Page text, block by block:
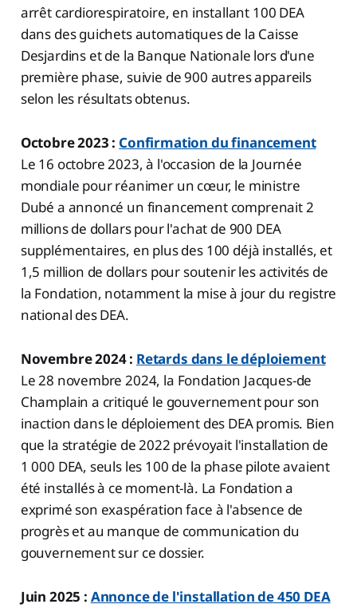
arrêt cardiorespiratoire, en installant 100 DEA
dans des guichets automatiques de la Caisse
Desjardins et de la Banque Nationale lors d'une
première phase, suivie de 900 autres appareils
selon les résultats obtenus.
Octobre 2023 : Confirmation du financement
Le 16 octobre 2023, à l'occasion de la Journée
mondiale pour réanimer un cœur, le ministre
Dubé a annoncé un financement comprenait 2
millions de dollars pour l'achat de 900 DEA
supplémentaires, en plus des 100 déjà installés, et
1,5 million de dollars pour soutenir les activités de
la Fondation, notamment la mise à jour du registre
national des DEA.
Novembre 2024 : Retards dans le déploiement
Le 28 novembre 2024, la Fondation Jacques-de
Champlain a critiqué le gouvernement pour son
inaction dans le déploiement des DEA promis. Bien
que la stratégie de 2022 prévoyait l'installation de
1 000 DEA, seuls les 100 de la phase pilote avaient
été installés à ce moment-là. La Fondation a
exprimé son exaspération face à l'absence de
progrès et au manque de communication du
gouvernement sur ce dossier.
Juin 2025 : Annonce de l'installation de 450 DEA